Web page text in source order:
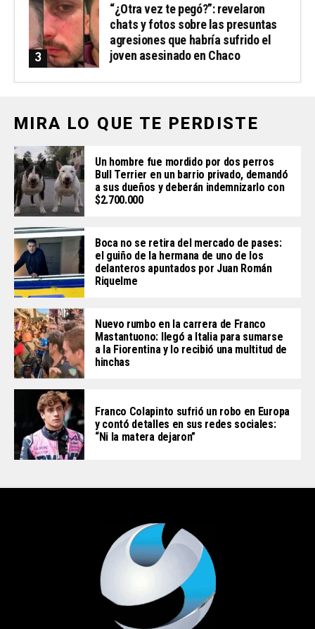
“¿Otra vez te pegó?”: revelaron
chats y fotos sobre las presuntas
agresiones que habría sufrido el
joven asesinado en Chaco
MIRA LO QUE TE PERDISTE
Un hombre fue mordido por dos perros
Bull Terrier en un barrio privado, demandó
a sus dueños y deberán indemnizarlo con
$2.700.000
Boca no se retira del mercado de pases:
el guiño de la hermana de uno de los
delanteros apuntados por Juan Román
Riquelme
Nuevo rumbo en la carrera de Franco
Mastantuono: llegó a Italia para sumarse
a la Fiorentina y lo recibió una multitud de
hinchas
Franco Colapinto sufrió un robo en Europa
y contó detalles en sus redes sociales:
“Ni la matera dejaron”